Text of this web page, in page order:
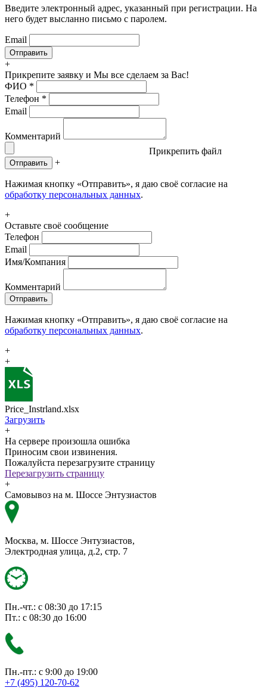
Введите электронный адрес, указанный при регистрации. На
него будет высланно письмо с паролем.
Email
+
Прикрепите заявку и Мы все сделаем за Вас!
ФИО *
Телефон *
Email
Комментарий
Прикрепить файл
Отправить +
Нажимая кнопку «Отправить», я даю своё согласие на
обработку персональных данных.
+
Оставьте своё сообщение
Телефон
Email
Имя/Компания
Комментарий
Отправить
Нажимая кнопку «Отправить», я даю своё согласие на
обработку персональных данных.
+
+
Price_Instrland.xlsx
Загрузить
+
На сервере произошла ошибка
Приносим свои извинения.
Пожалуйста перезагрузите страницу
Перезагрузить страницу
+
Самовывоз на м. Шоссе Энтузиастов
Москва, м. Шоссе Энтузиастов,
Электродная улица, д.2, стр. 7
Пн.-чт.: с 08:30 до 17:15
Пт.: с 08:30 до 16:00
Пн.-пт.: с 9:00 до 19:00
+7 (495) 120-70-62